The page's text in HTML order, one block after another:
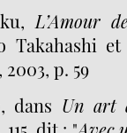
L’Amour
Takahashi
p. 59
dans Un art